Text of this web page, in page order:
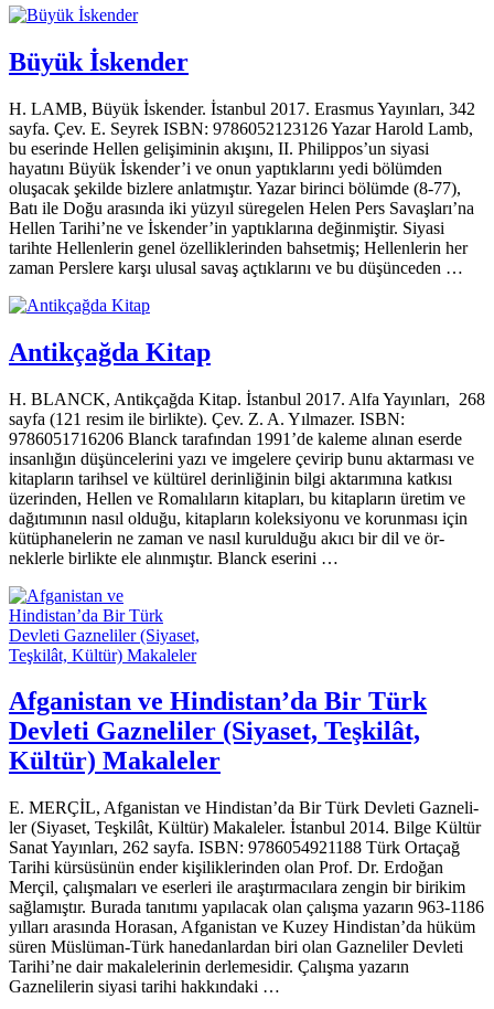
Büyük İskender
H. LAMB, Büyük İskender. İstanbul 2017. Erasmus Yayınları, 342
sayfa. Çev. E. Seyrek ISBN: 9786052123126 Yazar Harold Lamb,
bu eserinde Hellen gelişiminin akışını, II. Philippos’un si­yasi
hayatını Büyük İskender’i ve onun yaptıklarını yedi bölümden
oluşacak şekilde bizlere anlatmıştır. Yazar birinci bölümde (8-77),
Batı ile Doğu ara­sında iki yüzyıl süregelen Helen Pers Savaşları’na
Hellen Tarihi’ne ve İsken­der’in yaptıklarına değinmiştir. Siyasi
tarihte Hellenlerin genel özelliklerinden bahsetmiş; Hellenlerin her
zaman Perslere karşı ulusal savaş açtıklarını ve bu düşünceden …
Antikçağda Kitap
H. BLANCK, Antikçağda Kitap. İstanbul 2017. Alfa Yayınları, 268
sayfa (121 resim ile birlikte). Çev. Z. A. Yılmazer. ISBN:
9786051716206 Blanck tarafından 1991’de kaleme alınan eserde
insanlığın düşüncelerini yazı ve imgelere çevirip bunu aktarması ve
kitapların tarihsel ve kültürel de­rinliğinin bilgi aktarımına katkısı
üzerinden, Hellen ve Romalıların kitapları, bu kitapların üretim ve
dağıtımının nasıl olduğu, kitapların koleksiyonu ve ko­runması için
kütüphanelerin ne zaman ve nasıl kurulduğu akıcı bir dil ve ör­
neklerle birlikte ele alınmıştır. Blanck eserini …
Afganistan ve Hindistan’da Bir Türk
Devleti Gazneliler (Siyaset, Teşkilât,
Kültür) Makaleler
E. MERÇİL, Afganistan ve Hindistan’da Bir Türk Devleti Gazneli­
ler (Siyaset, Teşkilât, Kültür) Makaleler. İstanbul 2014. Bilge Kültür
Sanat Yayınları, 262 sayfa. ISBN: 9786054921188 Türk Ortaçağ
Tarihi kürsüsünün ender kişiliklerinden olan Prof. Dr. Erdoğan
Merçil, çalışmaları ve eserleri ile araştırmacılara zengin bir birikim
sağlamış­tır. Burada tanıtımı yapılacak olan çalışma yazarın 963-1186
yılları arasında Horasan, Afganistan ve Kuzey Hindistan’da hüküm
süren Müslüman-Türk ha­nedanlardan biri olan Gazneliler Devleti
Tarihi’ne dair makalelerinin derle­mesidir. Çalışma yazarın
Gaznelilerin siyasi tarihi hakkındaki …